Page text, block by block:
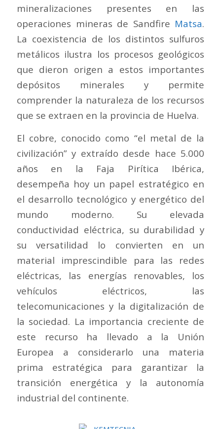
mineralizaciones presentes en las
operaciones mineras de Sandfire Matsa.
La coexistencia de los distintos sulfuros
metálicos ilustra los procesos geológicos
que dieron origen a estos importantes
depósitos minerales y permite
comprender la naturaleza de los recursos
que se extraen en la provincia de Huelva.
El cobre, conocido como “el metal de la
civilización” y extraído desde hace 5.000
años en la Faja Pirítica Ibérica,
desempeña hoy un papel estratégico en
el desarrollo tecnológico y energético del
mundo moderno. Su elevada
conductividad eléctrica, su durabilidad y
su versatilidad lo convierten en un
material imprescindible para las redes
eléctricas, las energías renovables, los
vehículos eléctricos, las
telecomunicaciones y la digitalización de
la sociedad. La importancia creciente de
este recurso ha llevado a la Unión
Europea a considerarlo una materia
prima estratégica para garantizar la
transición energética y la autonomía
industrial del continente.